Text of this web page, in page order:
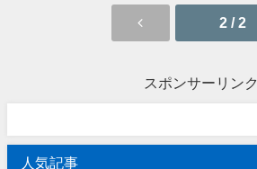
2 / 2
スポンサーリンク
人気記事